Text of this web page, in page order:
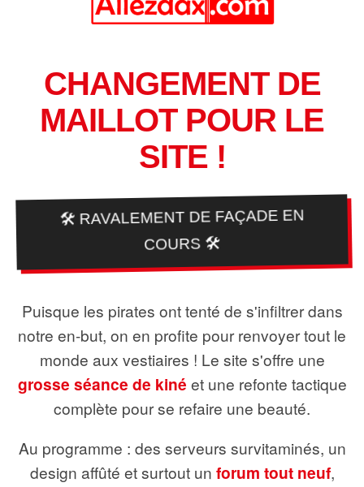
CHANGEMENT DE
MAILLOT POUR LE
SITE !
🛠️ RAVALEMENT DE FAÇADE EN
COURS 🛠️
Puisque les pirates ont tenté de s'infiltrer dans
notre en-but, on en profite pour renvoyer tout le
monde aux vestiaires ! Le site s'offre une
grosse séance de kiné et une refonte tactique
complète pour se refaire une beauté.
Au programme : des serveurs survitaminés, un
design affûté et surtout un forum tout neuf,